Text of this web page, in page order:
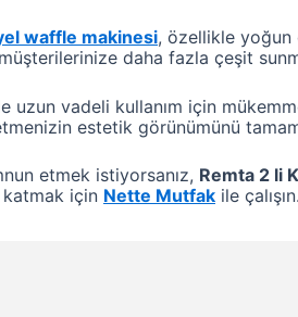
waffle makinesi, özellikle yoğun
daha fazla çeşit
uzun vadeli kullanım için
estetik görünümünü
etmek istiyorsanız, Remta 2 li
katmak için Nette Mutfak ile çalışın.